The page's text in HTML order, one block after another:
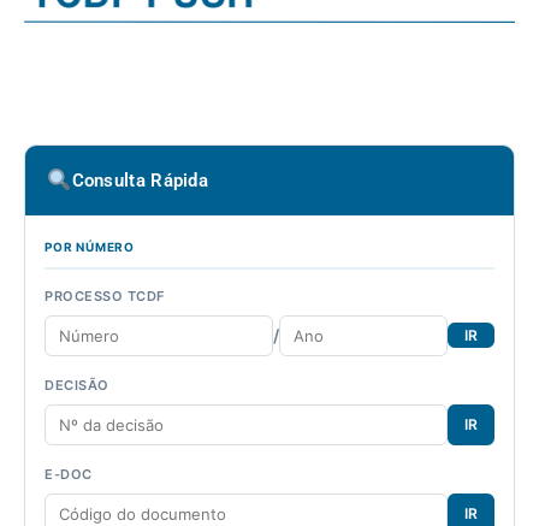
Consulta Rápida
POR NÚMERO
PROCESSO TCDF
/ IR
DECISÃO
IR
E-DOC
IR